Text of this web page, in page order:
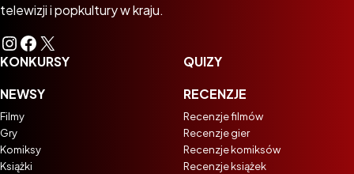
telewizji i popkultury w kraju.
Instagram
Facebook
X
KONKURSY
NEWSY
Filmy
Gry
Komiksy
Książki
QUIZY
RECENZJE
Recenzje filmów
Recenzje gier
Recenzje komiksów
Recenzje książek